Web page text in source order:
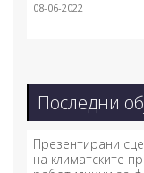
08-06-2022
Последни
Презентирани
на климатските